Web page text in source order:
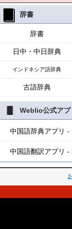
辞書
辞書
日中・中日辞典
インドネシア語辞典
古語辞典
Weblio公式アプ
中国語辞典アプリ
中国語翻訳アプリ